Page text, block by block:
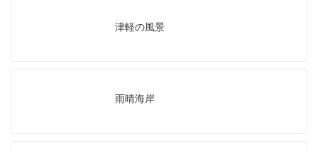
津軽の風景
雨晴海岸